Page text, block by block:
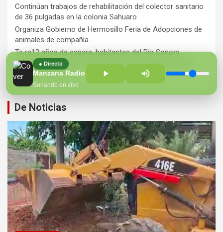
● Directo
Sonando en vivo
Continúan trabajos de rehabilitación del colector sanitario
de 36 pulgadas en la colonia Sahuaro
Organiza Gobierno de Hermosillo Feria de Adopciones de
animales de compañía
Ts ra12 años de espera, habitantes del Río Sonora
agradecen a Durazo y Sheinbaum por construcción de
Hospital Regional
De Noticias